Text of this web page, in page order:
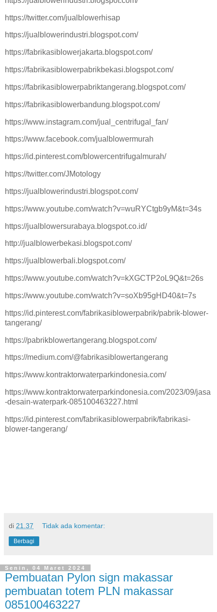
https://twitter.com/jualblowerhisap
https://jualblowerindustri.blogspot.com/
https://fabrikasiblowerjakarta.blogspot.com/
https://fabrikasiblowerpabrikbekasi.blogspot.com/
https://fabrikasiblowerpabriktangerang.blogspot.com/
https://fabrikasiblowerbandung.blogspot.com/
https://www.instagram.com/jual_centrifugal_fan/
https://www.facebook.com/jualblowermurah
https://id.pinterest.com/blowercentrifugalmurah/
https://twitter.com/JMotology
https://jualblowerindustri.blogspot.com/
https://www.youtube.com/watch?v=wuRYCtgb9yM&t=34s
https://jualblowersurabaya.blogspot.co.id/
http://jualblowerbekasi.blogspot.com/
https://jualblowerbali.blogspot.com/
https://www.youtube.com/watch?v=kXGCTP2oL9Q&t=26s
https://www.youtube.com/watch?v=soXb95gHD40&t=7s
https://id.pinterest.com/fabrikasiblowerpabrik/pabrik-blower-
tangerang/
https://pabrikblowertangerang.blogspot.com/
https://medium.com/@fabrikasiblowertangerang
https://www.kontraktorwaterparkindonesia.com/
https://www.kontraktorwaterparkindonesia.com/2023/09/jasa
-desain-waterpark-085100463227.html
https://id.pinterest.com/fabrikasiblowerpabrik/fabrikasi-
blower-tangerang/
di 21.37 Tidak ada komentar:
Berbagi
Senin, 04 Maret 2024
Pembuatan Pylon sign makassar
pembuatan totem PLN makassar
085100463227